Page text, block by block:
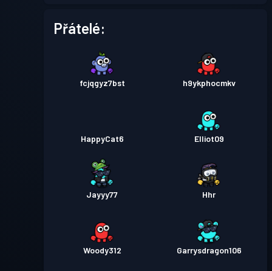
Přátelé:
fcjqgyz7bst h9ykphocmkv
HappyCat6 Elliot09
Jayyy77 Hhr
Woody312 Garrysdragon106